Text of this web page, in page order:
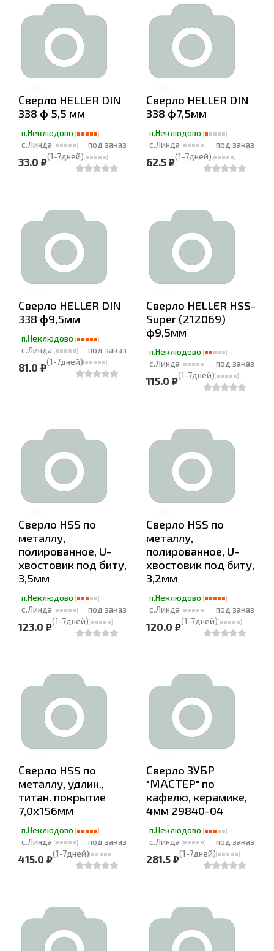
Сверло HELLER DIN
338 ф 5,5 мм
п.Неклюдово
с.Линда
под заказ
(1-7дней)
33.0 ₽
Сверло HELLER DIN
338 ф7,5мм
п.Неклюдово
с.Линда
под заказ
(1-7дней)
62.5 ₽
Сверло HELLER DIN
338 ф9,5мм
п.Неклюдово
с.Линда
под заказ
(1-7дней)
81.0 ₽
Сверло HELLER HSS-
Super (212069)
ф9,5мм
п.Неклюдово
с.Линда
под заказ
(1-7дней)
115.0 ₽
Сверло HSS по
металлу,
полированное, U-
хвостовик под биту,
3,5мм
п.Неклюдово
с.Линда
под заказ
(1-7дней)
123.0 ₽
Сверло HSS по
металлу,
полированное, U-
хвостовик под биту,
3,2мм
п.Неклюдово
с.Линда
под заказ
(1-7дней)
120.0 ₽
Сверло HSS по
металлу, удлин.,
титан. покрытие
7,0х156мм
п.Неклюдово
с.Линда
под заказ
(1-7дней)
415.0 ₽
Сверло ЗУБР
"МАСТЕР" по
кафелю, керамике,
4мм 29840-04
п.Неклюдово
с.Линда
под заказ
(1-7дней)
281.5 ₽